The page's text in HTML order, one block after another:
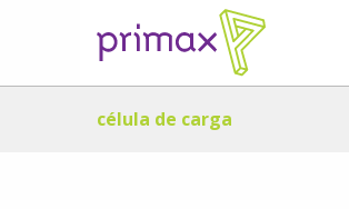
célula de carga